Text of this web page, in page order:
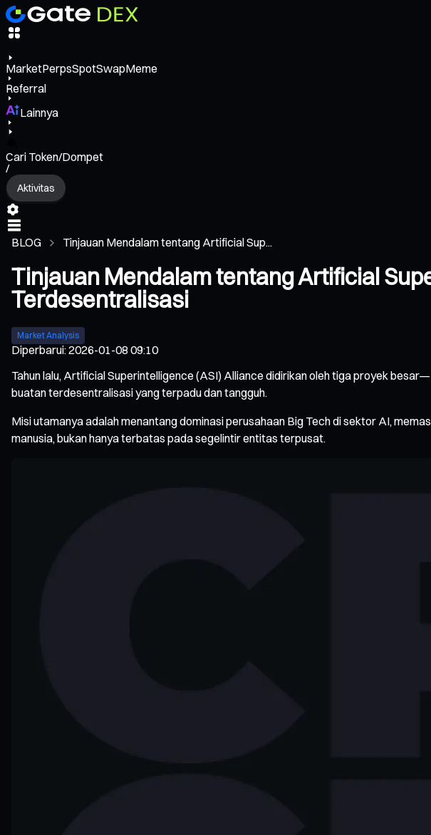
MarketPerpsSpotSwapMeme
Referral
Lainnya
Cari Token/Dompet
/
Aktivitas
BLOG Tinjauan Mendalam tentang Artificial Sup...
Tinjauan Mendalam tentang Artificial
Terdesentralisasi
Market Analysis
Diperbarui:2026-01-08 09:10
Tahun lalu, Artificial Superintelligence (ASI) Alliance didirikan oleh tiga proyek
buatan terdesentralisasi yang terpadu dan tangguh.
Misi utamanya adalah menantang dominasi perusahaan Big Tech di sektor AI,
manusia, bukan hanya terbatas pada segelintir entitas terpusat.